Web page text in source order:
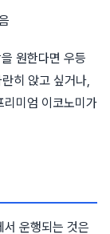
원한다면 우등
히 앉고 싶거나,
리미엄 이코노미가
운행되는 것은